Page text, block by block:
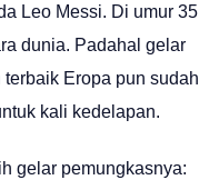
Leo Messi. Di umur 35
dunia. Padahal gelar
Eropa pun sudah
kali kedelapan.
gelar pemungkasnya: